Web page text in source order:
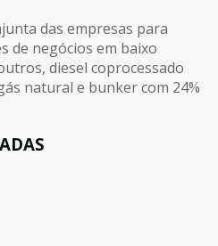
das empresas para
de negócios em baixo
diesel coprocessado
natural e bunker com 24%